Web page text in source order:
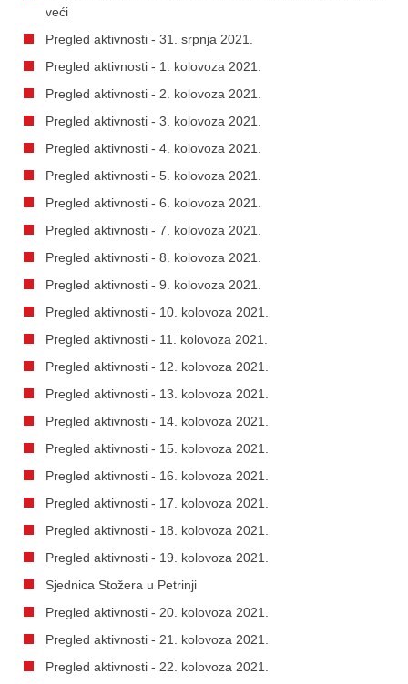
veći
Pregled aktivnosti - 31. srpnja 2021.
Pregled aktivnosti - 1. kolovoza 2021.
Pregled aktivnosti - 2. kolovoza 2021.
Pregled aktivnosti - 3. kolovoza 2021.
Pregled aktivnosti - 4. kolovoza 2021.
Pregled aktivnosti - 5. kolovoza 2021.
Pregled aktivnosti - 6. kolovoza 2021.
Pregled aktivnosti - 7. kolovoza 2021.
Pregled aktivnosti - 8. kolovoza 2021.
Pregled aktivnosti - 9. kolovoza 2021.
Pregled aktivnosti - 10. kolovoza 2021.
Pregled aktivnosti - 11. kolovoza 2021.
Pregled aktivnosti - 12. kolovoza 2021.
Pregled aktivnosti - 13. kolovoza 2021.
Pregled aktivnosti - 14. kolovoza 2021.
Pregled aktivnosti - 15. kolovoza 2021.
Pregled aktivnosti - 16. kolovoza 2021.
Pregled aktivnosti - 17. kolovoza 2021.
Pregled aktivnosti - 18. kolovoza 2021.
Pregled aktivnosti - 19. kolovoza 2021.
Sjednica Stožera u Petrinji
Pregled aktivnosti - 20. kolovoza 2021.
Pregled aktivnosti - 21. kolovoza 2021.
Pregled aktivnosti - 22. kolovoza 2021.